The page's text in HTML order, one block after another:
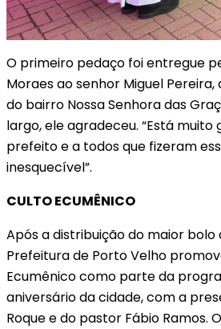
O primeiro pedaço foi entregue
Moraes ao senhor Miguel
do bairro Nossa Senhora das
largo, ele agradeceu. “Está
prefeito e a todos que fizeram
inesquecível”.
CULTO ECUMÊNICO
Após a distribuição do maior bolo
Prefeitura de Porto Velho
Ecumênico como parte da
aniversário da cidade, com a
Roque e do pastor Fábio Ramos.